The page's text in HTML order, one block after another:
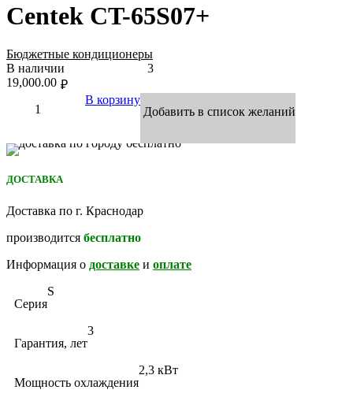
Centek CT-65S07+
Бюджетные кондиционеры
В наличии
3
₽
19,000.00
В корзину
Добавить в список желаний
ДОСТАВКА
Доставка по г. Краснодар
производится бесплатно
Информация о доставке и оплате
Серия
S
Гарантия, лет
3
Мощность охлаждения
2,3 кВт